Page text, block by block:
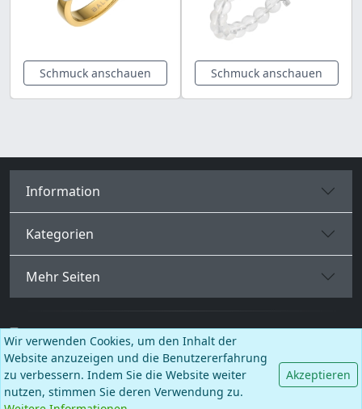
Schmuck anschauen Schmuck anschauen
Information
Kategorien
Mehr Seiten
© BALCANO
Facebook Instagram TikTok
Deutsch
Wir verwenden Cookies, um den Inhalt der
Website anzuzeigen und die Benutzererfahrung
zu verbessern. Indem Sie die Website weiter
nutzen, stimmen Sie deren Verwendung zu.
Akzeptieren